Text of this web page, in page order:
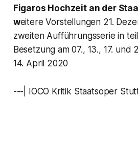
Figaros Hochzeit an der
weitere Vorstellungen 21.
zweiten Aufführungsserie in
Besetzung am 07., 13., 17. und
14. April 2020
---| IOCO Kritik Staatsoper